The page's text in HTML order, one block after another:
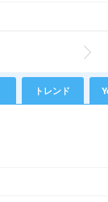
トレンド